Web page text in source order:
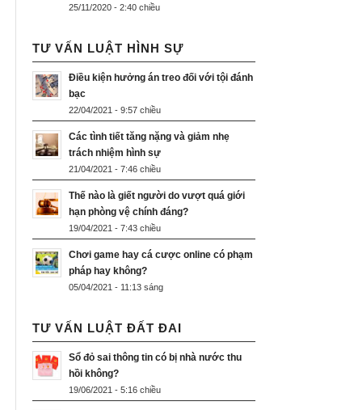
25/11/2020 - 2:40 chiều
TƯ VẤN LUẬT HÌNH SỰ
Điều kiện hưởng án treo đối với tội đánh
bạc
22/04/2021 - 9:57 chiều
Các tình tiết tăng nặng và giảm nhẹ
trách nhiệm hình sự
21/04/2021 - 7:46 chiều
Thế nào là giết người do vượt quá giới
hạn phòng vệ chính đáng?
19/04/2021 - 7:43 chiều
Chơi game hay cá cược online có phạm
pháp hay không?
05/04/2021 - 11:13 sáng
TƯ VẤN LUẬT ĐẤT ĐAI
Sổ đỏ sai thông tin có bị nhà nước thu
hồi không?
19/06/2021 - 5:16 chiều